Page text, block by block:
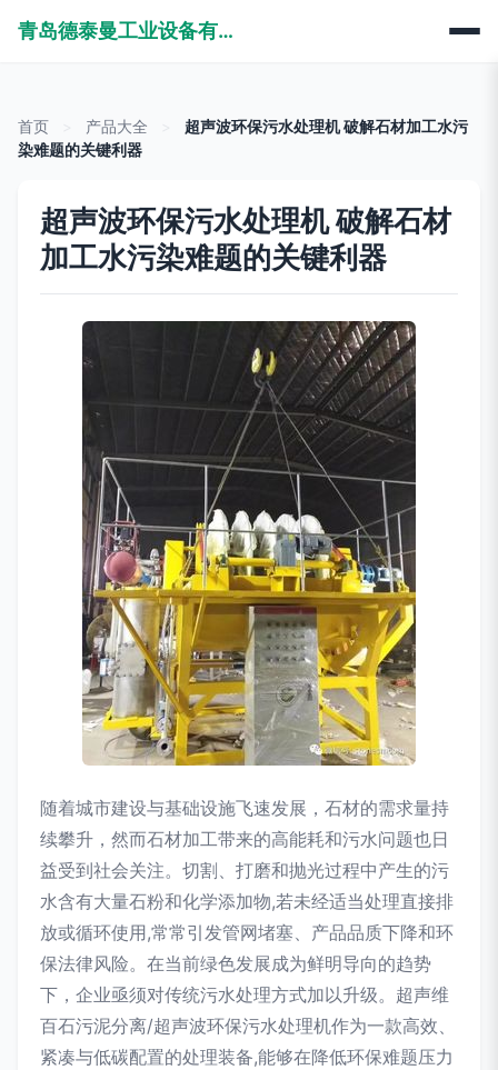
青岛德泰曼工业设备有限公司
首页 产品大全
超声波环保污水处理机 破解石材加工水污
染难题的关键利器
超声波环保污水处理机 破解石材
加工水污染难题的关键利器
随着城市建设与基础设施飞速发展，石材的需求量持
续攀升，然而石材加工带来的高能耗和污水问题也日
益受到社会关注。切割、打磨和抛光过程中产生的污
水含有大量石粉和化学添加物,若未经适当处理直接排
放或循环使用,常常引发管网堵塞、产品品质下降和环
保法律风险。在当前绿色发展成为鲜明导向的趋势
下，企业亟须对传统污水处理方式加以升级。超声维
百石污泥分离/超声波环保污水处理机作为一款高效、
紧凑与低碳配置的处理装备,能够在降低环保难题压力